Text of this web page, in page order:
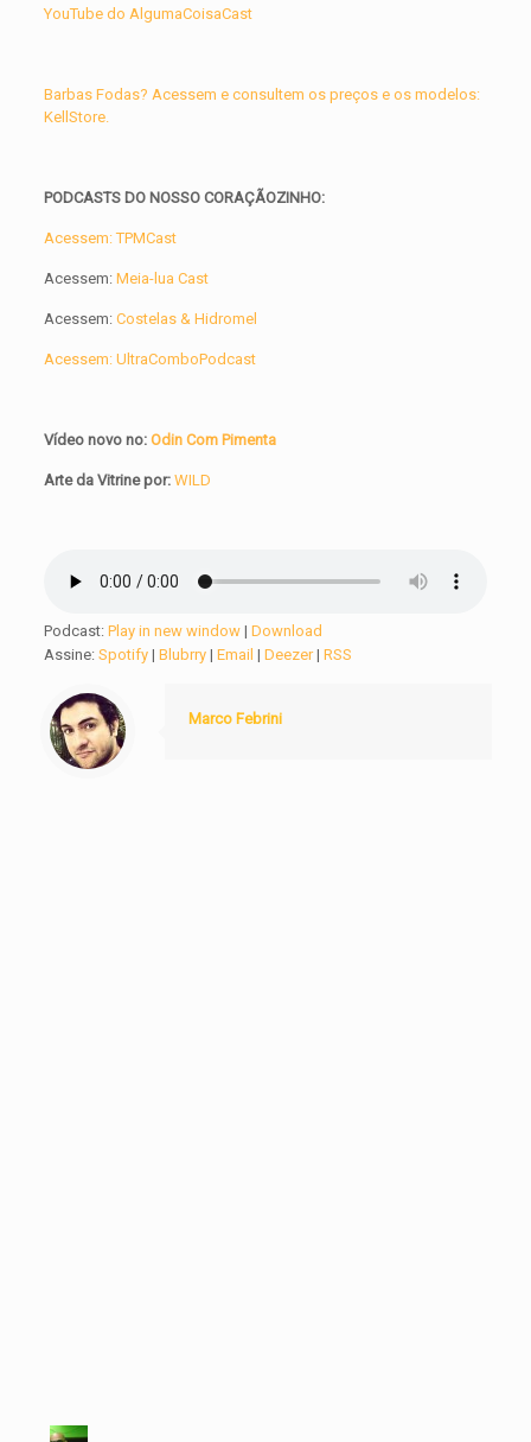
YouTube do AlgumaCoisaCast
Barbas Fodas? Acessem e consultem os preços e os modelos:
KellStore.
PODCASTS DO NOSSO CORAÇÃOZINHO:
Acessem: TPMCast
Acessem: Meia-lua Cast
Acessem:Costelas & Hidromel
Acessem: UltraComboPodcast
Vídeo novo no: Odin Com Pimenta
Arte da Vitrine por: WILD
Podcast:Play in new window |Download
Assine:Spotify |Blubrry |Email |Deezer|RSS
Marco Febrini